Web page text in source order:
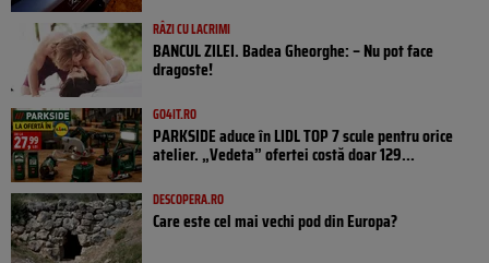
RÂZI CU LACRIMI
BANCUL ZILEI. Badea Gheorghe: – Nu pot face
dragoste!
GO4IT.RO
PARKSIDE aduce în LIDL TOP 7 scule pentru orice
atelier. „Vedeta” ofertei costă doar 129...
DESCOPERA.RO
Care este cel mai vechi pod din Europa?